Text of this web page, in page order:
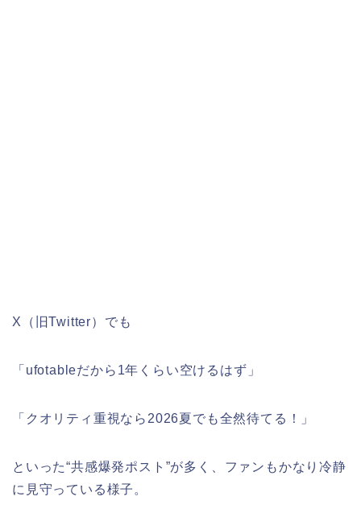
X（旧Twitter）でも
「ufotableだから1年くらい空けるはず」
「クオリティ重視なら2026夏でも全然待てる！」
といった“共感爆発ポスト”が多く、ファンもかなり冷静
に見守っている様子。